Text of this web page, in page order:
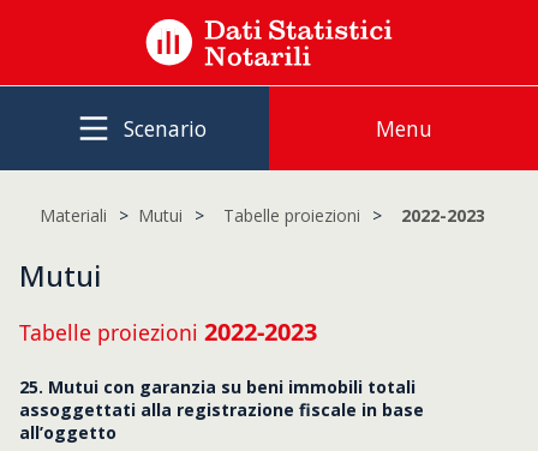
Scenario Menu
Materiali Mutui Tabelle proiezioni 2022-2023
Mutui
Tabelle proiezioni 2022-2023
25. Mutui con garanzia su beni immobili totali
assoggettati alla registrazione fiscale in base
all’oggetto